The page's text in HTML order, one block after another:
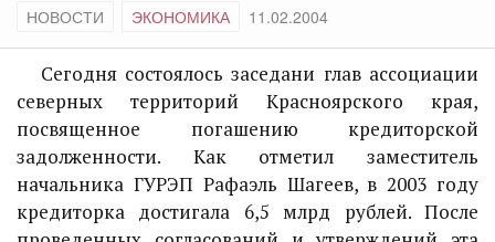
НОВОСТИ ЭКОНОМИКА 11.02.2004
Сегодня состоялось заседани глав ассоциации
северных территорий Красноярского края,
посвященное погашению кредиторской
задолженности. Как отметил заместитель
начальника ГУРЭП Рафаэль Шагеев, в 2003 году
кредиторка достигала 6,5 млрд рублей. После